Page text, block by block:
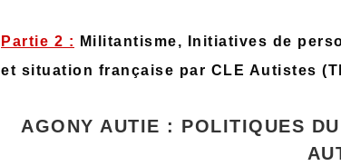
Partie 2 :
Militantisme, Initiatives de
et situation française par CLE Autistes
AGONY AUTIE : POLITIQUES